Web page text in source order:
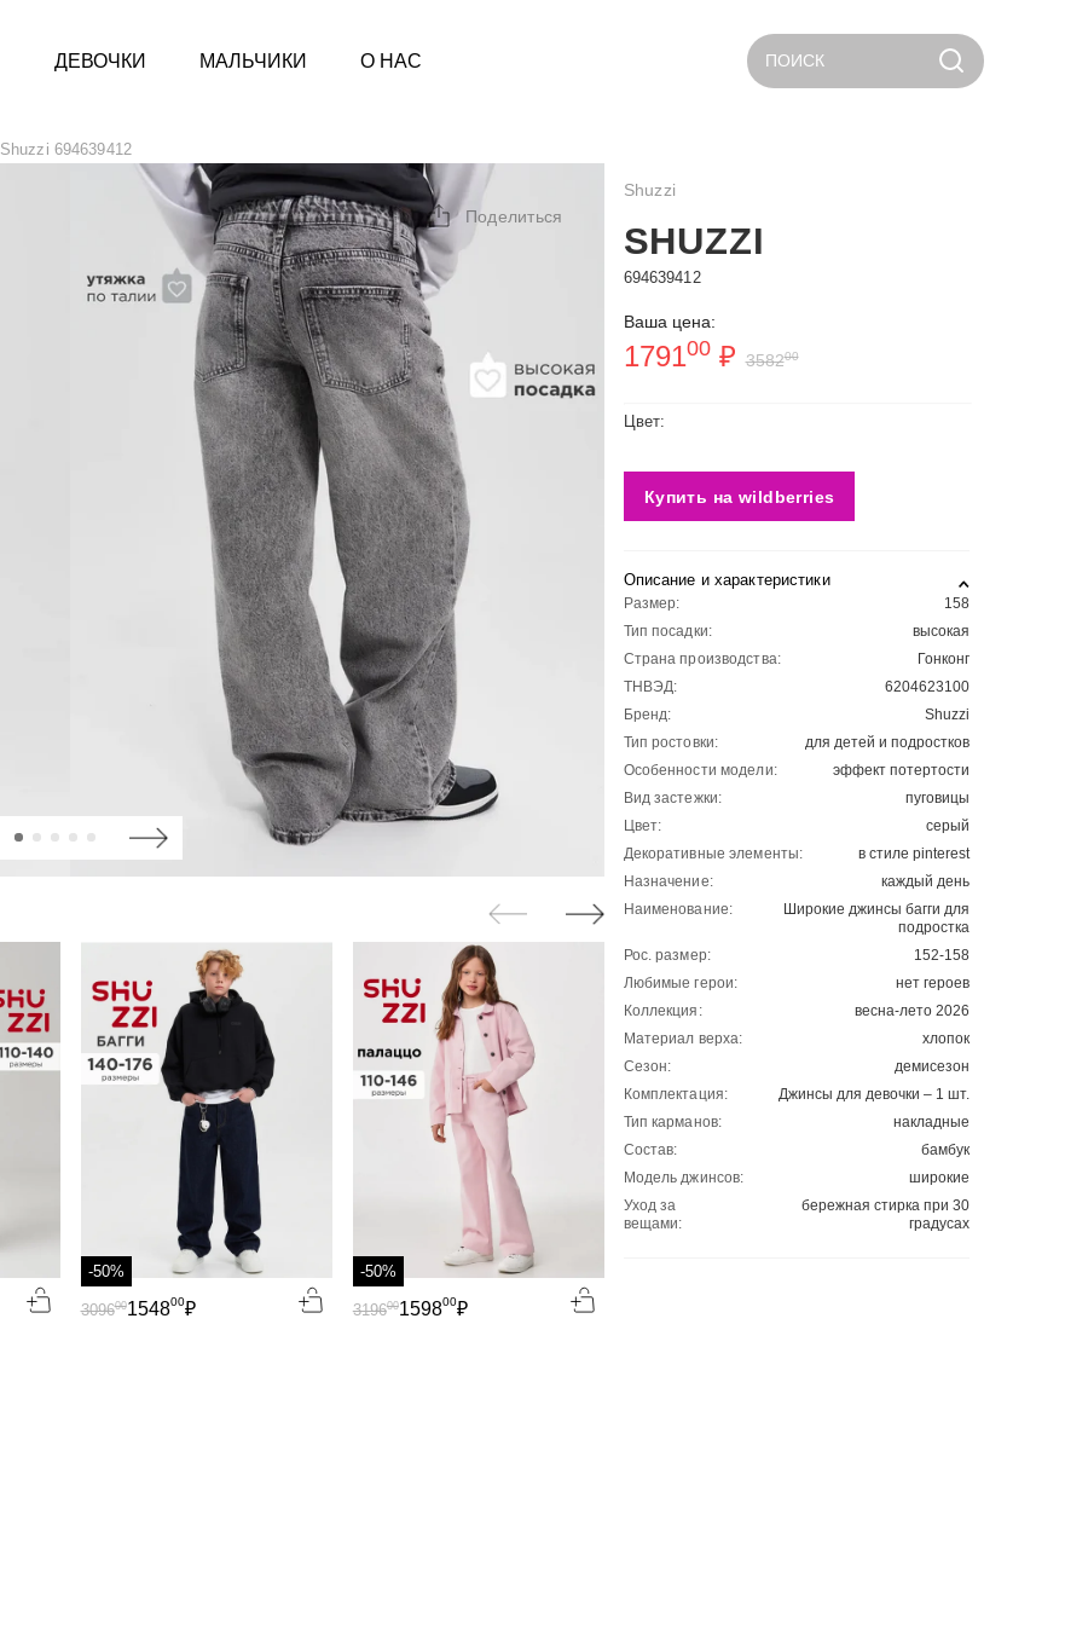
ДЕВОЧКИ МАЛЬЧИКИ О НАС ПОИСК
Shuzzi 694639412
Поделиться
-50%
154800₽
309600
-50%
159800₽
319600
Shuzzi
SHUZZI
694639412
Ваша цена:
179100₽ 358200
Цвет:
Купить на wildberries
Описание и характеристики
Размер:
158
Тип посадки:
высокая
Страна производства:
Гонконг
ТНВЭД:
6204623100
Бренд:
Shuzzi
Тип ростовки:
для детей и подростков
Особенности модели:
эффект потертости
Вид застежки:
пуговицы
Цвет:
серый
Декоративные элементы:
в стиле pinterest
Назначение:
каждый день
Наименование:
Широкие джинсы багги для
подростка
Рос. размер:
152-158
Любимые герои:
нет героев
Коллекция:
весна-лето 2026
Материал верха:
хлопок
Сезон:
демисезон
Комплектация:
Джинсы для девочки – 1 шт.
Тип карманов:
накладные
Состав:
бамбук
Модель джинсов:
широкие
Уход за
вещами:
бережная стирка при 30
градусах